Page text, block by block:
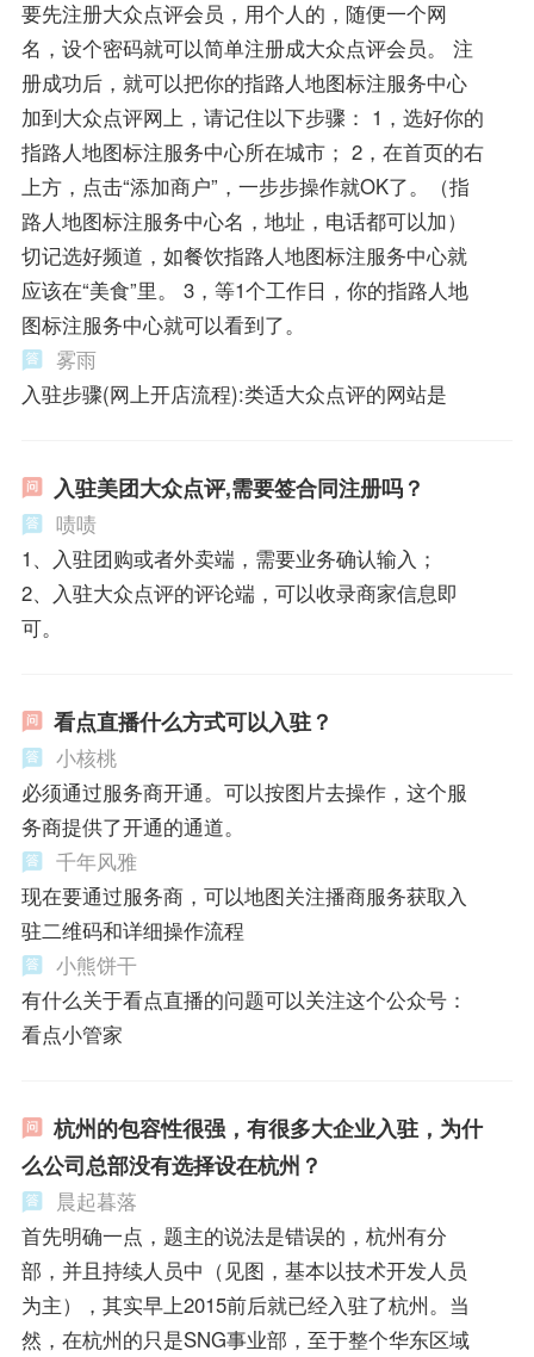
要先注册大众点评会员，用个人的，随便一个网
名，设个密码就可以简单注册成大众点评会员。 注
册成功后，就可以把你的指路人地图标注服务中心
加到大众点评网上，请记住以下步骤： 1，选好你的
指路人地图标注服务中心所在城市； 2，在首页的右
上方，点击“添加商户”，一步步操作就OK了。（指
路人地图标注服务中心名，地址，电话都可以加）
切记选好频道，如餐饮指路人地图标注服务中心就
应该在“美食”里。 3，等1个工作日，你的指路人地
图标注服务中心就可以看到了。
雾雨
入驻步骤(网上开店流程):类适大众点评的网站是
入驻美团大众点评,需要签合同注册吗？
啧啧
1、入驻团购或者外卖端，需要业务确认输入；
2、入驻大众点评的评论端，可以收录商家信息即
可。
看点直播什么方式可以入驻？
小核桃
必须通过服务商开通。可以按图片去操作，这个服
务商提供了开通的通道。
千年风雅
现在要通过服务商，可以地图关注播商服务获取入
驻二维码和详细操作流程
小熊饼干
有什么关于看点直播的问题可以关注这个公众号：
看点小管家
杭州的包容性很强，有很多大企业入驻，为什
么公司总部没有选择设在杭州？
晨起暮落
首先明确一点，题主的说法是错误的，杭州有分
部，并且持续人员中（见图，基本以技术开发人员
为主），其实早上2015前后就已经入驻了杭州。当
然，在杭州的只是SNG事业部，至于整个华东区域